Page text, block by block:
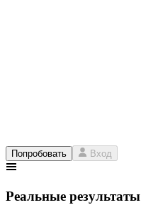
Попробовать Вход
Реальные результаты